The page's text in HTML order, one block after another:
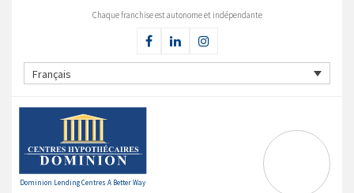
Chaque franchise est autonome et indépendante
Français
Dominion Lending Centres A Better Way